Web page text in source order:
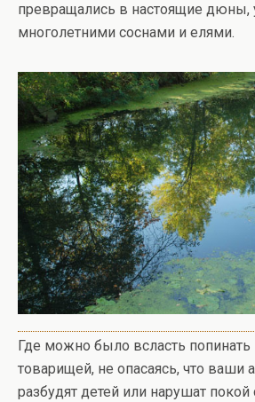
превращались в настоящие дюны,
многолетними соснами и елями.
Где можно было всласть попинать
товарищей, не опасаясь, что ваши
разбудят детей или нарушат покой